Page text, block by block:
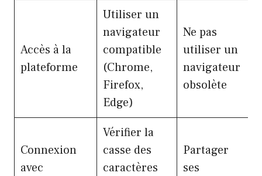
Accès à la
plateforme
Utiliser un
navigateur
compatible
(Chrome,
Firefox,
Edge)
Ne pas
utiliser un
navigateur
obsolète
Connexion
avec
Vérifier la
casse des
caractères
Partager
ses